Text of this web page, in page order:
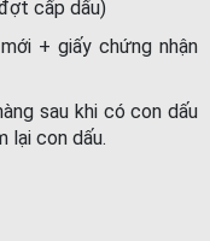
cấp dấu)
+ giấy chứng nhận
sau khi có con dấu
lại con dấu.